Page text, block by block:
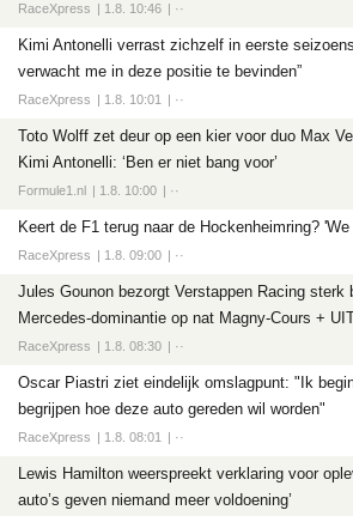
RaceXpress 1.8. 10:46 ··
Kimi Antonelli verrast zichzelf in eerste
verwacht me in deze positie te bevinden”
RaceXpress 1.8. 10:01 ··
Toto Wolff zet deur op een kier voor duo Max
Kimi Antonelli: ‘Ben er niet bang voor’
Formule1.nl 1.8. 10:00 ··
Keert de F1 terug naar de Hockenheimring?
RaceXpress 1.8. 09:00 ··
Jules Gounon bezorgt Verstappen Racing sterk
Mercedes-dominantie op nat Magny-Cours +
RaceXpress 1.8. 08:30 ··
Oscar Piastri ziet eindelijk omslagpunt: "Ik
begrijpen hoe deze auto gereden wil worden"
RaceXpress 1.8. 08:01 ··
Lewis Hamilton weerspreekt verklaring voor
auto’s geven niemand meer voldoening’